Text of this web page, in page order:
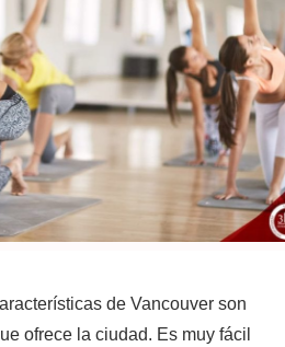
de Vancouver son
ofrece la ciudad. Es muy fácil